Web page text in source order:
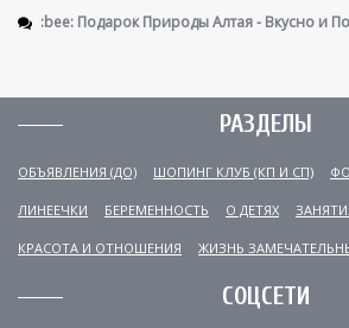
:bee: Подарок Природы Алтая - Вкусно и
РАЗДЕЛЫ
ОБЪЯВЛЕНИЯ (ДО) ШОПИНГ КЛУБ (КП И СП)
ЛИНЕЕЧКИ БЕРЕМЕННОСТЬ О ДЕТЯХ
КРАСОТА И ОТНОШЕНИЯ ЖИЗНЬ
СОЦСЕТИ